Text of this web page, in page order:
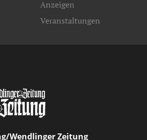
Anzeigen
Veranstaltungen
Wendlinger Zeitung